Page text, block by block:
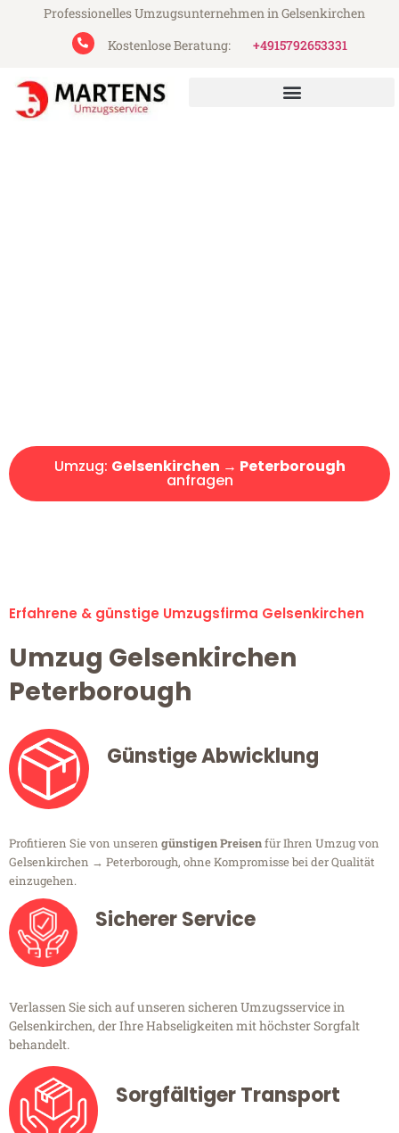
Professionelles Umzugsunternehmen in Gelsenkirchen
Kostenlose Beratung:
+4915792653331
Umzug: Gelsenkirchen → Peterborough
anfragen
Erfahrene & günstige Umzugsfirma Gelsenkirchen
Umzug Gelsenkirchen
Peterborough
Günstige Abwicklung
Profitieren Sie von unseren günstigen Preisenfür Ihren Umzug von
Gelsenkirchen → Peterborough, ohne Kompromisse bei der Qualität
einzugehen.
Sicherer Service
Verlassen Sie sich auf unseren sicheren Umzugsservice in
Gelsenkirchen, der Ihre Habseligkeiten mit höchster Sorgfalt
behandelt.
Sorgfältiger Transport